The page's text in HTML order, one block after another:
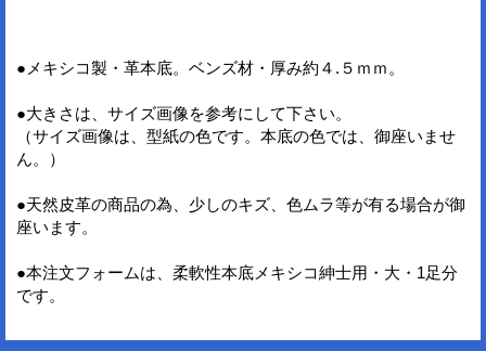
●メキシコ製・革本底。ベンズ材・厚み約４.５ｍｍ。
●大きさは、サイズ画像を参考にして下さい。
（サイズ画像は、型紙の色です。本底の色では、御座いませ
ん。）
●天然皮革の商品の為、少しのキズ、色ムラ等が有る場合が御
座います。
●本注文フォームは、柔軟性本底メキシコ紳士用・大・1足分
です。